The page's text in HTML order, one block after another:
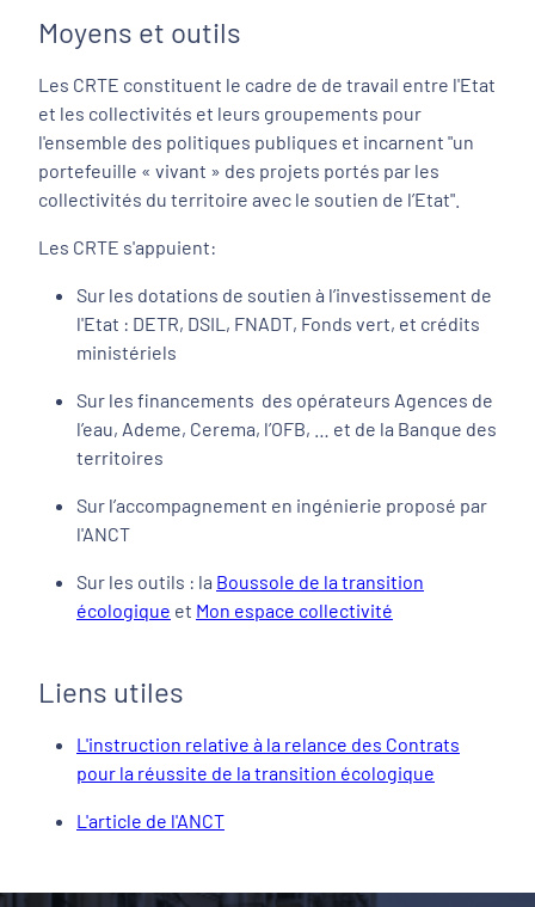
Moyens et outils
Les CRTE constituent le cadre de de travail entre l'Etat
et les collectivités et leurs groupements pour
l'ensemble des politiques publiques et incarnent "un
portefeuille « vivant » des projets portés par les
collectivités du territoire avec le soutien de l’Etat".
Les CRTE s'appuient:
Sur les dotations de soutien à l’investissement de
l'Etat : DETR, DSIL, FNADT, Fonds vert, et crédits
ministériels
Sur les financements des opérateurs Agences de
l’eau, Ademe, Cerema, l’OFB, … et de la Banque des
territoires
Sur l’accompagnement en ingénierie proposé par
l'ANCT
Sur les outils : la Boussole de la transition
écologique et Mon espace collectivité
Liens utiles
L'instruction relative à la relance des Contrats
pour la réussite de la transition écologique
L'article de l'ANCT